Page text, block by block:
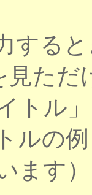
する
ただ
トル
の例
ます）